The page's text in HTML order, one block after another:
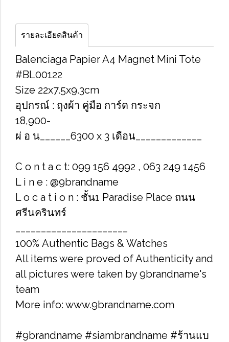
รายละเอียดสินค้า
Balenciaga Papier A4 Magnet Mini Tote
#BL00122
Size​ 22x7.5x9.3cm
อุปกรณ์​ : ถุงผ้า คู่มือ การ์ด กระจก
18,900-
ผ่ อ น______6300 x 3 เดือน_____________
C o n t a c t: 099 156 4992 , 063 249 1456
L i n e : @9brandname
L o c a t i o n : ชั้น1 Paradise Place ถนน
ศรีนครินทร์
100% Authentic Bags & Watches
All items were proved of Authenticity and
all pictures were taken by 9brandname's
team
More info: www.9brandname.com
#9brandname #siambrandname #ร้านแบ